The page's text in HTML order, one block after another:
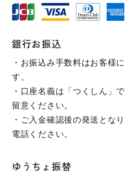
銀行お振込
・お振込み手数料はお客様
す。
・口座名義は「つくしん」
留意ください。
・ご入金確認後の発送とな
電話ください。
ゆうちょ振替